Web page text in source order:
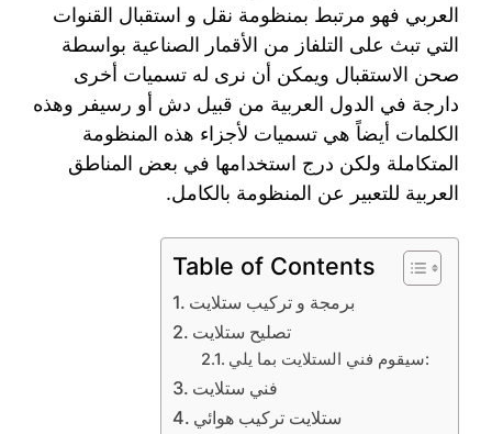
العربي فهو مرتبط بمنظومة نقل و استقبال القنوات
التي تبث على التلفاز من الأقمار الصناعية بواسطة
صحن الاستقبال ويمكن أن نرى له تسميات أخرى
دارجة في الدول العربية من قبيل دش أو رسيفر وهذه
الكلمات أيضاً هي تسميات لأجزاء هذه المنظومة
المتكاملة ولكن درج استخدامها في بعض المناطق
العربية للتعبير عن المنظومة بالكامل.
Table of Contents
برمجة و تركيب ستلايت
تصليح ستلايت
سيقوم فني الستلايت بما يلي:
فني ستلايت
ستلايت تركيب هوائي